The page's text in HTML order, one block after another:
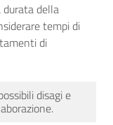
della
tempi di
di
disagi e